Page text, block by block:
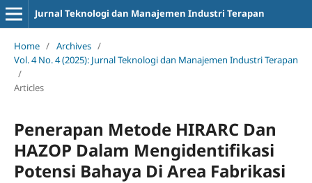
Jurnal Teknologi dan Manajemen Industri Terapan
Home / Archives /
Vol. 4 No. 4 (2025): Jurnal Teknologi dan Manajemen Industri Terapan
/
Articles
Penerapan Metode HIRARC Dan
HAZOP Dalam Mengidentifikasi
Potensi Bahaya Di Area Fabrikasi